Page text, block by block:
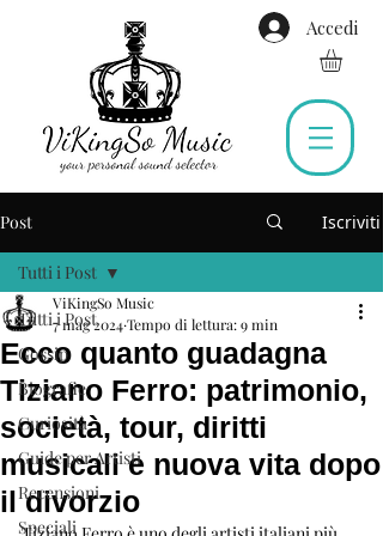
Accedi
Post Iscriviti
Tutti i Post
Gossip
Biografie
Curiosità
Guide per Artisti
Recensioni
Speciali
Tutti i Post
Ecco quanto guadagna
Tiziano Ferro: patrimonio,
società, tour, diritti
musicali e nuova vita dopo
il divorzio
ViKingSo Music
7 mag 2024Tempo di lettura: 9 min